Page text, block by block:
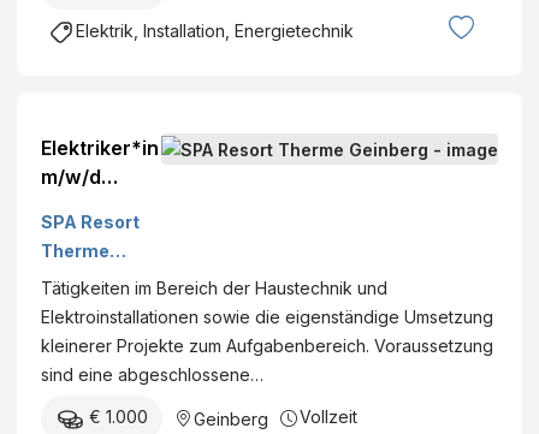
Elektrik, Installation, Energietechnik
Elektriker*in
m/w/d
nik Vollzeit
SPA Resort
Therme
Geinberg
Tätigkeiten im Bereich der Haustechnik und
Elektroinstallationen sowie die eigenständige Umsetzung
kleinerer Projekte zum Aufgabenbereich. Voraussetzung
sind eine abgeschlossene…
€ 1.000 Geinberg Vollzeit